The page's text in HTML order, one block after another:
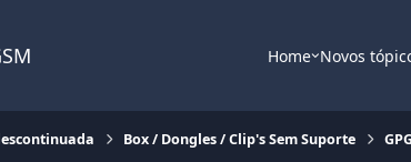
Home Novos
Box / Dongles / Clip's Sem Suporte